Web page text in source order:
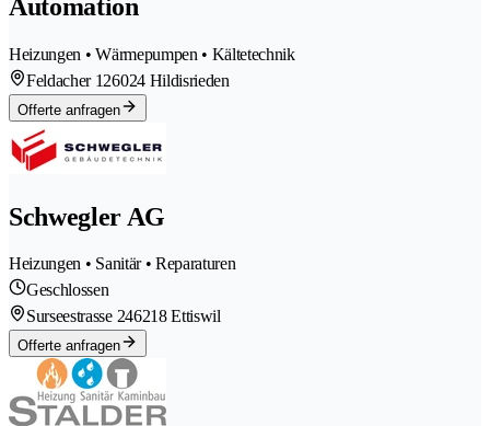
Automation
Heizungen • Wärmepumpen • Kältetechnik
Feldacher 126024 Hildisrieden
Offerte anfragen
Schwegler AG
Heizungen • Sanitär • Reparaturen
Geschlossen
Surseestrasse 246218 Ettiswil
Offerte anfragen